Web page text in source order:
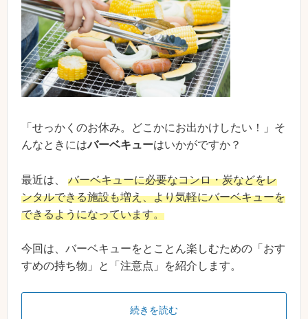
「せっかくのお休み。どこかにお出かけしたい！」そ
んなときにはバーベキューはいかがですか？
最近は、 バーベキューに必要なコンロ・炭などをレ
ンタルできる施設も増え、より気軽にバーベキューを
できるようになっています。
今回は、バーベキューをとことん楽しむための「おす
すめの持ち物」と「注意点」を紹介します。
続きを読む